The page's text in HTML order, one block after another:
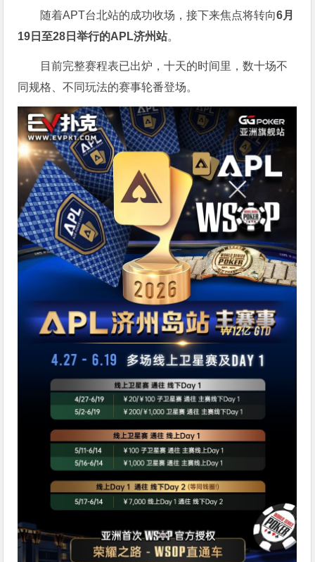
随着APT台北站的成功收场，接下来焦点将转向6月
19 日至28 日举行的APL济州站。
目前完整赛程表已出炉，十天的时间里，数十场不
同规格、不同玩法的赛事轮番登场。